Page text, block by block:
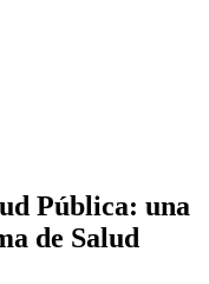
Pública: una
de Salud